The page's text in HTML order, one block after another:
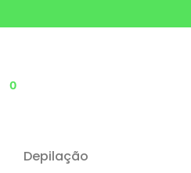
0
Depilação